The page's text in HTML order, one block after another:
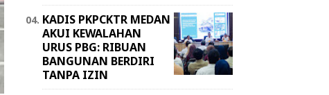
KADIS PKPCKTR MEDAN
AKUI KEWALAHAN
URUS PBG: RIBUAN
BANGUNAN BERDIRI
TANPA IZIN